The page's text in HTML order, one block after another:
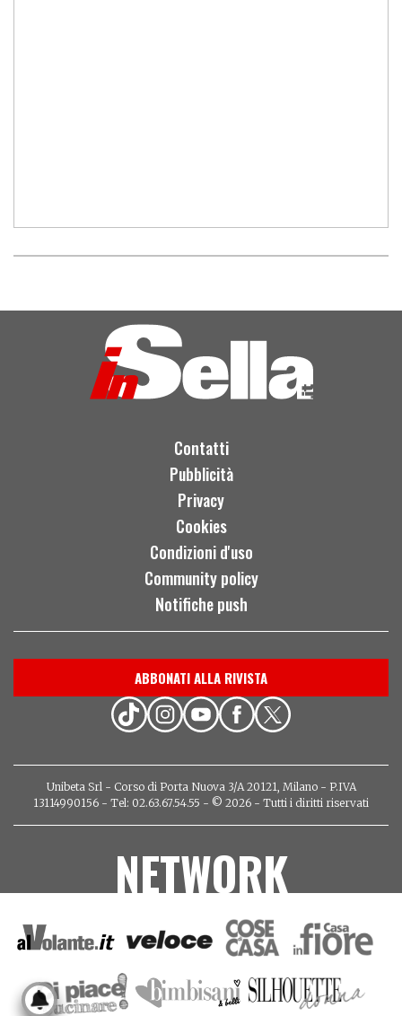
Contatti
Pubblicità
Privacy
Cookies
Condizioni d'uso
Community policy
Notifiche push
ABBONATI ALLA RIVISTA
Unibeta Srl - Corso di Porta Nuova 3/A 20121, Milano - P.IVA
13114990156 - Tel: 02.63.67.54.55 - © 2026 - Tutti i diritti riservati
NETWORK